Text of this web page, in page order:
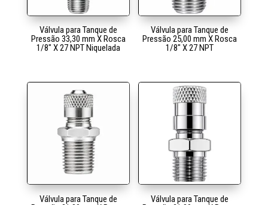
Válvula para Tanque de
Pressão 33,30 mm X Rosca
1/8″ X 27 NPT Niquelada
Válvula para Tanque de
Pressão 25,00 mm X Rosca
1/8″ X 27 NPT
Válvula para Tanque de
Válvula para Tanque de